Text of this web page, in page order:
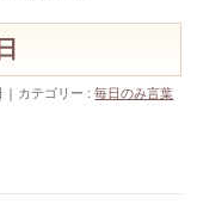
カテゴリー :毎日のみ言葉